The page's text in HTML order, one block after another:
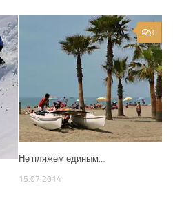
0
Не пляжем единым…
15.07.2014